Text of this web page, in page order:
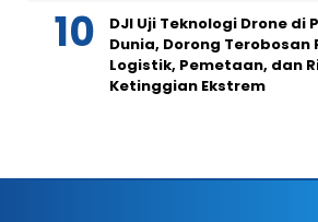
DJI Uji Teknologi Drone di
Dunia, Dorong Terobosan
Logistik, Pemetaan, dan
Ketinggian Ekstrem